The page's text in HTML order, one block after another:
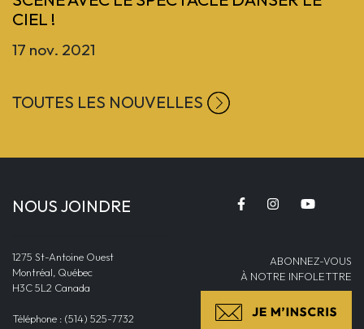
CIEL !
17 nov. 2021
TOUTES LES NOUVELLES
NOUS JOINDRE
1275 St-Antoine Ouest
Montréal, Québec
H3C 5L2 Canada
Téléphone : (514) 525-7732
ABONNEZ-VOUS
À NOTRE INFOLETTRE